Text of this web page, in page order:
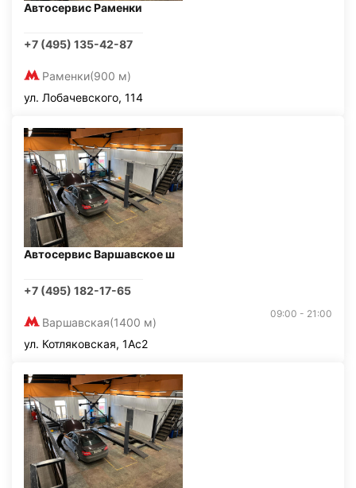
Автосервис Раменки
+7 (495) 135-42-87
Раменки(900 м)
ул. Лобачевского, 114
Автосервис Варшавское ш
+7 (495) 182-17-65
Варшавская(1400 м)
09:00 - 21:00
ул. Котляковская, 1Ас2